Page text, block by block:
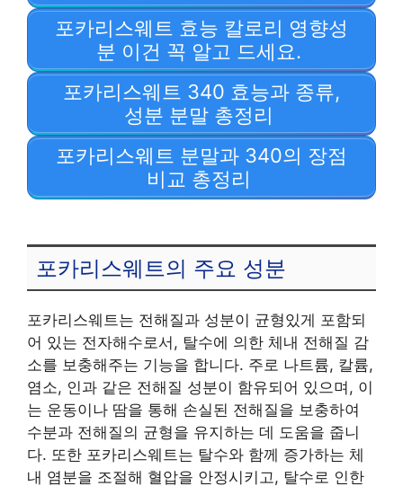
포카리스웨트 효능 칼로리 영향성
분 이건 꼭 알고 드세요.
포카리스웨트 340 효능과 종류,
성분 분말 총정리
포카리스웨트 분말과 340의 장점
비교 총정리
포카리스웨트의 주요 성분
포카리스웨트는 전해질과 성분이 균형있게 포함되
어 있는 전자해수로서, 탈수에 의한 체내 전해질 감
소를 보충해주는 기능을 합니다. 주로 나트륨, 칼륨,
염소, 인과 같은 전해질 성분이 함유되어 있으며, 이
는 운동이나 땀을 통해 손실된 전해질을 보충하여
수분과 전해질의 균형을 유지하는 데 도움을 줍니
다. 또한 포카리스웨트는 탈수와 함께 증가하는 체
내 염분을 조절해 혈압을 안정시키고, 탈수로 인한